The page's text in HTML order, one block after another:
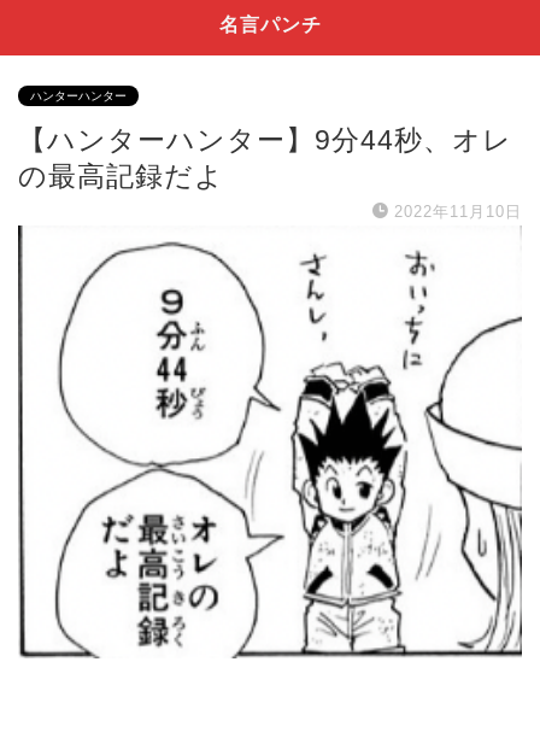
名言パンチ
ハンターハンター
【ハンターハンター】9分44秒、オレ
の最高記録だよ
2022年11月10日